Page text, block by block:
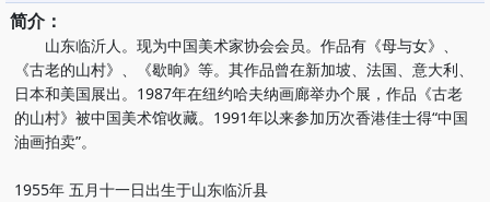
简介：
山东临沂人。现为中国美术家协会会员。作品有《母与女》、
《古老的山村》、《歇晌》等。其作品曾在新加坡、法国、意大利、
日本和美国展出。1987年在纽约哈夫纳画廊举办个展，作品《古老
的山村》被中国美术馆收藏。1991年以来参加历次香港佳士得“中国
油画拍卖”。
1955年 五月十一日出生于山东临沂县